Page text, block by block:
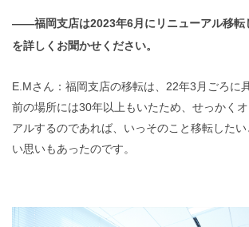
——福岡支店は2023年6月にリニューアル移転
を詳しくお聞かせください。
E.Mさん：福岡支店の移転は、22年3月ごろに
前の場所には30年以上もいたため、せっかく
アルするのであれば、いっそのこと移転した
い思いもあったのです。